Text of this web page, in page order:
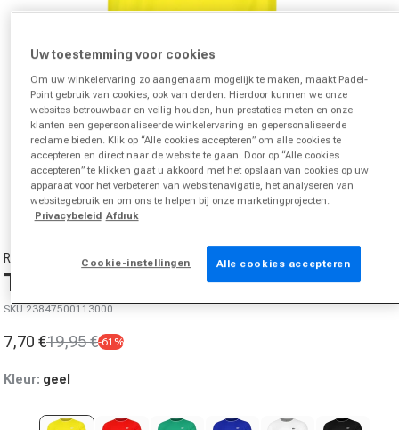
Media 1 in modal openen
1/van
3
RACKET ROOTS
Teamline T-shirt Heren-Geel
SKU 23847500113000
Aanbiedingsprijs
7,70 €
Normale prijs
19,95 €-61%
Kleur: geel
Uw toestemming voor cookies
Om uw winkelervaring zo aangenaam mogelijk te maken, maakt Padel-
Point gebruik van cookies, ook van derden. Hierdoor kunnen we onze
websites betrouwbaar en veilig houden, hun prestaties meten en onze
klanten een gepersonaliseerde winkelervaring en gepersonaliseerde
reclame bieden. Klik op “Alle cookies accepteren” om alle cookies te
accepteren en direct naar de website te gaan. Door op “Alle cookies
accepteren” te klikken gaat u akkoord met het opslaan van cookies op uw
apparaat voor het verbeteren van websitenavigatie, het analyseren van
websitegebruik en om ons te helpen bij onze marketingprojecten.
Privacybeleid Afdruk
Cookie-instellingen Alle cookies accepteren